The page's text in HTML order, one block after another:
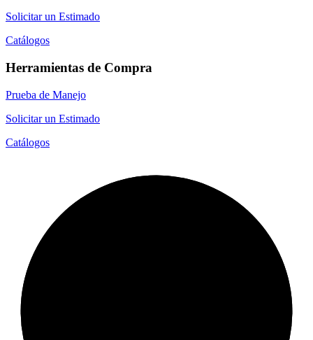
Solicitar un Estimado
Catálogos
Herramientas de Compra
Prueba de Manejo
Solicitar un Estimado
Catálogos